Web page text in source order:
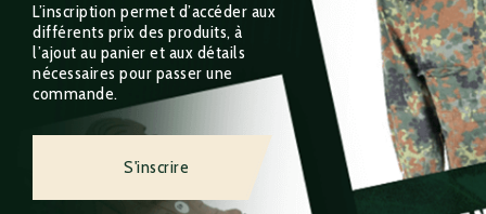
L’inscription permet d’accéder aux
différents prix des produits, à
l’ajout au panier et aux détails
nécessaires pour passer une
commande.
S'inscrire